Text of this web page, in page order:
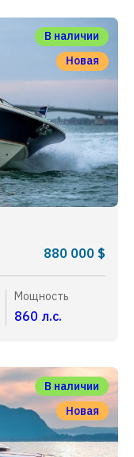
В наличии
Новая
880 000 $
Мощность
860 л.с.
В наличии
Новая